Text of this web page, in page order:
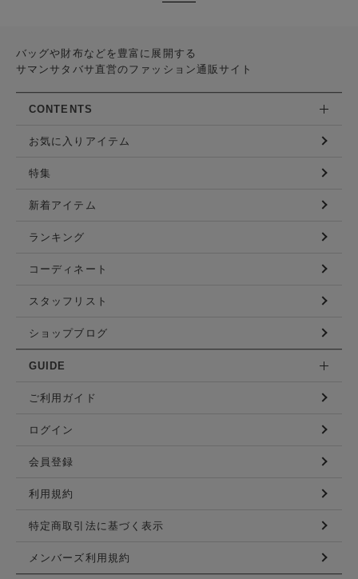
バッグや財布などを豊富に展開する
サマンサタバサ直営のファッション通販サイト
CONTENTS
お気に入りアイテム
特集
新着アイテム
ランキング
コーディネート
スタッフリスト
ショップブログ
GUIDE
ご利用ガイド
ログイン
会員登録
利用規約
特定商取引法に基づく表示
メンバーズ利用規約